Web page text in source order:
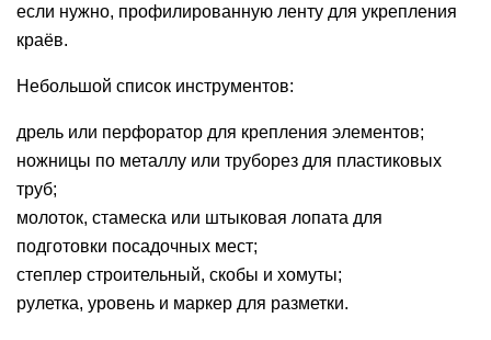
если нужно, профилированную ленту для укрепления
краёв.
Небольшой список инструментов:
дрель или перфоратор для крепления элементов;
ножницы по металлу или труборез для пластиковых
труб;
молоток, стамеска или штыковая лопата для
подготовки посадочных мест;
степлер строительный, скобы и хомуты;
рулетка, уровень и маркер для разметки.